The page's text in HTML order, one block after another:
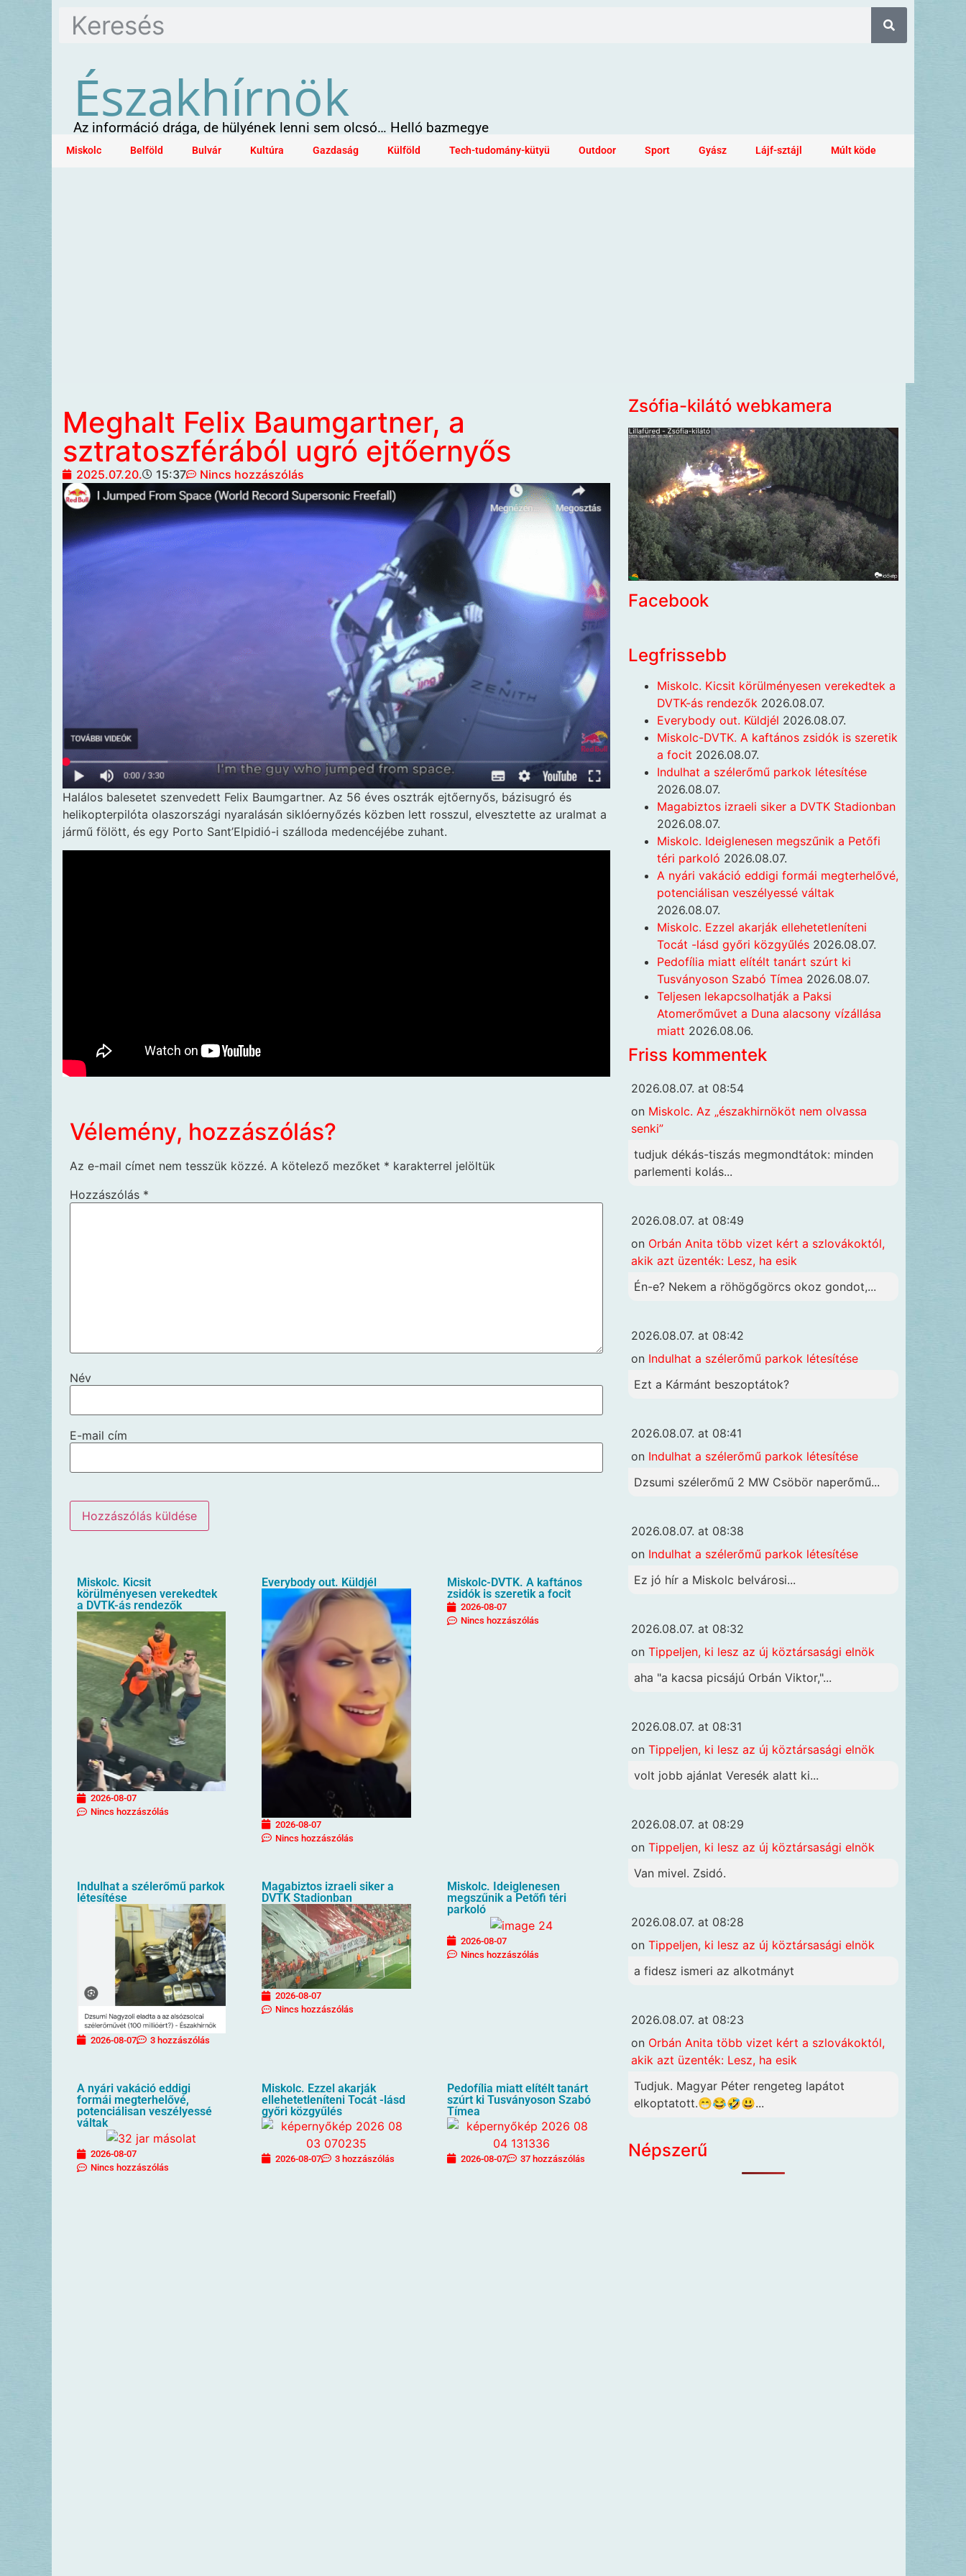
Északhírnök
Az információ drága, de hülyének lenni sem olcsó… Helló bazmegye
Miskolc Belföld Bulvár Kultúra Gazdaság Külföld Tech-tudomány-kütyü Outdoor Sport Gyász Lájf-sztájl Múlt köde
Meghalt Felix Baumgartner, a
sztratoszférából ugró ejtőernyős
2025.07.20. 15:37 Nincs hozzászólás
Halálos balesetet szenvedett Felix Baumgartner. Az 56 éves osztrák ejtőernyős, bázisugró és
helikopterpilóta olaszországi nyaralásán siklóernyőzés közben lett rosszul, elvesztette az uralmat a
jármű fölött, és egy Porto Sant’Elpidió-i szálloda medencéjébe zuhant.
Vélemény, hozzászólás?
Az e-mail címet nem tesszük közzé. A kötelező mezőket * karakterrel jelöltük
Hozzászólás *
Név
E-mail cím
Miskolc. Kicsit
körülményesen verekedtek
a DVTK-ás rendezők
2026-08-07
Nincs hozzászólás
Everybody out. Küldjél
2026-08-07
Nincs hozzászólás
Miskolc-DVTK. A kaftános
zsidók is szeretik a focit
2026-08-07
Nincs hozzászólás
Indulhat a szélerőmű parkok
létesítése
2026-08-07 3 hozzászólás
Magabiztos izraeli siker a
DVTK Stadionban
2026-08-07
Nincs hozzászólás
Miskolc. Ideiglenesen
megszűnik a Petőfi téri
parkoló
2026-08-07
Nincs hozzászólás
A nyári vakáció eddigi
formái megterhelővé,
potenciálisan veszélyessé
váltak
2026-08-07
Nincs hozzászólás
Miskolc. Ezzel akarják
ellehetetleníteni Tocát -lásd
győri közgyűlés
2026-08-07 3 hozzászólás
Pedofília miatt elítélt tanárt
szúrt ki Tusványoson Szabó
Tímea
2026-08-07 37 hozzászólás
Zsófia-kilátó webkamera
Facebook
Legfrissebb
Miskolc. Kicsit körülményesen verekedtek a
DVTK-ás rendezők 2026.08.07.
Everybody out. Küldjél 2026.08.07.
Miskolc-DVTK. A kaftános zsidók is szeretik
a focit 2026.08.07.
Indulhat a szélerőmű parkok létesítése
2026.08.07.
Magabiztos izraeli siker a DVTK Stadionban
2026.08.07.
Miskolc. Ideiglenesen megszűnik a Petőfi
téri parkoló 2026.08.07.
A nyári vakáció eddigi formái megterhelővé,
potenciálisan veszélyessé váltak
2026.08.07.
Miskolc. Ezzel akarják ellehetetleníteni
Tocát -lásd győri közgyűlés 2026.08.07.
Pedofília miatt elítélt tanárt szúrt ki
Tusványoson Szabó Tímea 2026.08.07.
Teljesen lekapcsolhatják a Paksi
Atomerőművet a Duna alacsony vízállása
miatt 2026.08.06.
Friss kommentek
2026.08.07. at 08:54
on Miskolc. Az „északhirnököt nem olvassa
senki”
tudjuk dékás-tiszás megmondtátok: minden
parlementi kolás...
2026.08.07. at 08:49
on Orbán Anita több vizet kért a szlovákoktól,
akik azt üzenték: Lesz, ha esik
Én-e? Nekem a röhögőgörcs okoz gondot,...
2026.08.07. at 08:42
on Indulhat a szélerőmű parkok létesítése
Ezt a Kármánt beszoptátok?
2026.08.07. at 08:41
on Indulhat a szélerőmű parkok létesítése
Dzsumi szélerőmű 2 MW Csöbör naperőmű...
2026.08.07. at 08:38
on Indulhat a szélerőmű parkok létesítése
Ez jó hír a Miskolc belvárosi...
2026.08.07. at 08:32
on Tippeljen, ki lesz az új köztársasági elnök
aha "a kacsa picsájú Orbán Viktor,"...
2026.08.07. at 08:31
on Tippeljen, ki lesz az új köztársasági elnök
volt jobb ajánlat Veresék alatt ki...
2026.08.07. at 08:29
on Tippeljen, ki lesz az új köztársasági elnök
Van mivel. Zsidó.
2026.08.07. at 08:28
on Tippeljen, ki lesz az új köztársasági elnök
a fidesz ismeri az alkotmányt
2026.08.07. at 08:23
on Orbán Anita több vizet kért a szlovákoktól,
akik azt üzenték: Lesz, ha esik
Tudjuk. Magyar Péter rengeteg lapátot
elkoptatott.😁😂🤣😃...
Népszerű